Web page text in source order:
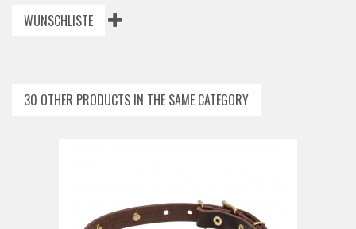
WUNSCHLISTE
30 OTHER PRODUCTS IN THE SAME CATEGORY